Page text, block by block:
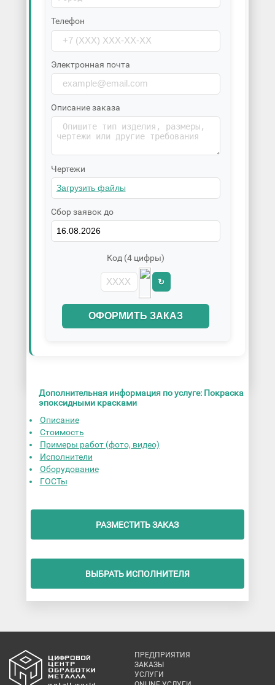
Телефон
Электронная почта
Описание заказа
Чертежи
Сбор заявок до
Код (4 цифры)
↻
ОФОРМИТЬ ЗАКАЗ
Дополнительная информация по услуге: Покраска
эпоксидными красками
Описание
Стоимость
Примеры работ (фото, видео)
Исполнители
Оборудование
ГОСТы
РАЗМЕСТИТЬ ЗАКАЗ
ВЫБРАТЬ ИСПОЛНИТЕЛЯ
ПРЕДПРИЯТИЯ
ЗАКАЗЫ
УСЛУГИ